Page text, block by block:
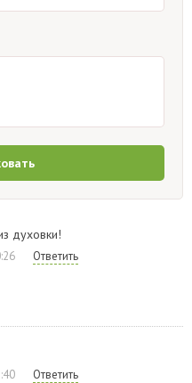
духовки!
Ответить
Ответить